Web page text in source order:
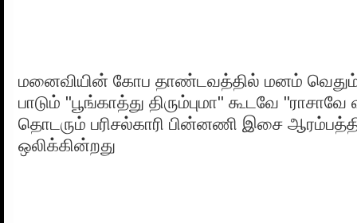
மனைவியின் கோப தாண்டவத்தில் மனம்
பாடும் "பூங்காத்து திரும்புமா" கூடவே
தொடரும் பரிசல்காரி பின்னணி இசை
ஒலிக்கின்றது